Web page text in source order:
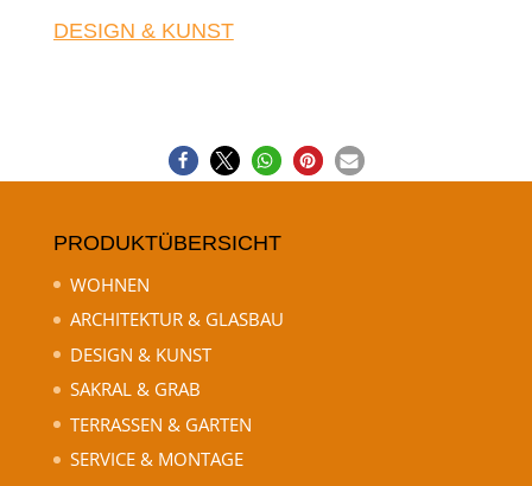
DESIGN & KUNST
PRODUKTÜBERSICHT
WOHNEN
ARCHITEKTUR & GLASBAU
DESIGN & KUNST
SAKRAL & GRAB
TERRASSEN & GARTEN
SERVICE & MONTAGE